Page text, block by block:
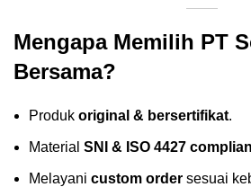
Mengapa Memilih PT
Bersama?
Produk original & bersertifikat.
Material SNI & ISO 4427
Melayani custom order sesuai